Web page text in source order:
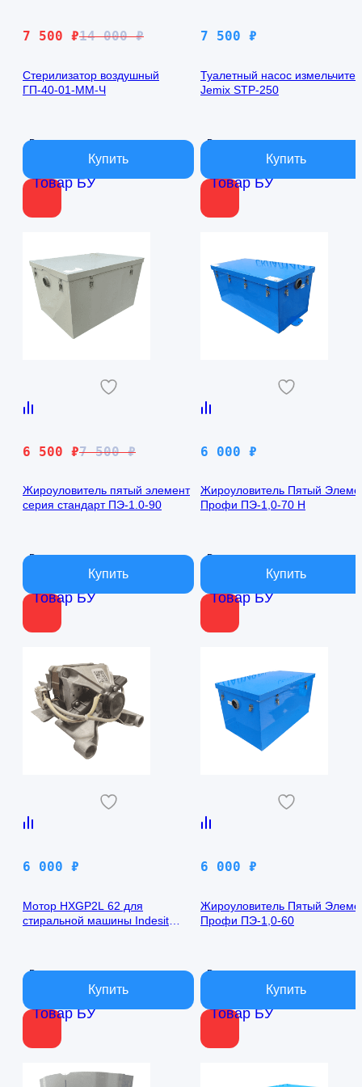
Товар БУ
14 000₽
Первоначальная
составляла
14
7 500 ₽
Текущая
7
500 ₽.
Стерилизатор воздушный
ГП-40-01-ММ-Ч
В наличии
Товар БУ
7 500 ₽
Туалетный насос
Jemix STP-250
В наличии
Товар БУ
7 500₽
Первоначальная
составляла
7
6 500 ₽
Текущая
6
500 ₽.
Жироуловитель пятый элемент
серия стандарт ПЭ-1.0-90
В наличии
Товар БУ
6 000 ₽
Жироуловитель Пятый
Профи ПЭ-1,0-70 Н
В наличии
Товар БУ
6 000 ₽
Мотор HXGP2L 62 для
стиральной машины Indesit
В наличии
Товар БУ
6 000 ₽
Жироуловитель Пятый
Профи ПЭ-1,0-60
В наличии